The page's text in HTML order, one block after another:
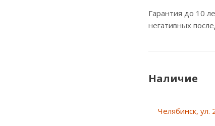
Гарантия до 10
негативных
Наличие
Челябинск, ул.